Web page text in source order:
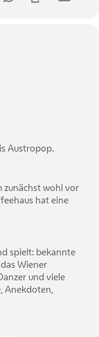
Austropop.
zunächst wohl vor
hat eine
spielt: bekannte
Wiener
und viele
Anekdoten,